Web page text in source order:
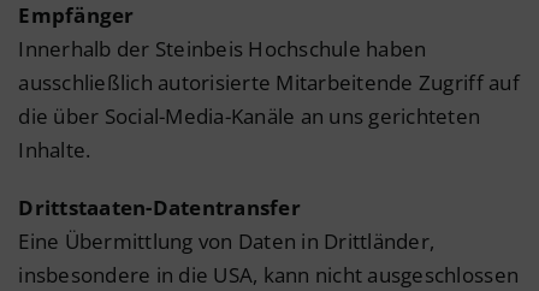
Empfänger
Innerhalb der Steinbeis Hochschule haben
ausschließlich autorisierte Mitarbeitende Zugriff auf
die über Social-Media-Kanäle an uns gerichteten
Inhalte.
Drittstaaten-Datentransfer
Eine Übermittlung von Daten in Drittländer,
insbesondere in die USA, kann nicht ausgeschlossen